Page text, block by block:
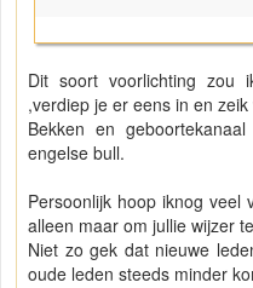
Dit soort voorlichting zou
,verdiep je er eens in en
Bekken en
engelse bull.
Persoonlijk hoop iknog
alleen maar om jullie wijzer
Niet zo gek dat nieuwe
oude leden steeds minder